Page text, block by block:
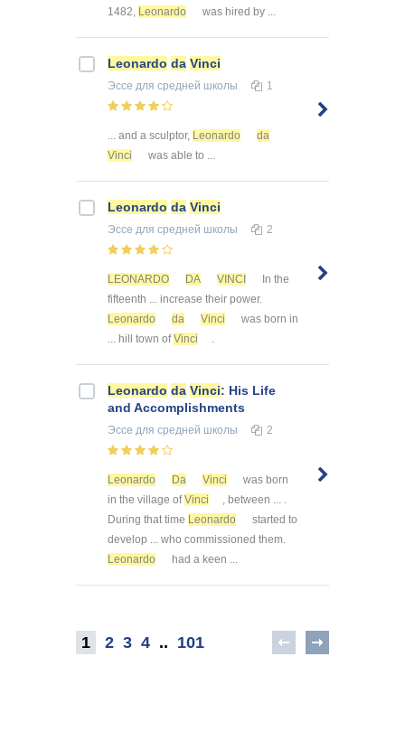
1482, Leonardo was hired by ...
Leonardo da Vinci
Эссе для средней школы 1
... and a sculptor, Leonardo
da
Vinci
was able to ...
Leonardo da Vinci
Эссе для средней школы 2
LEONARDO DA VINCI
In the
fifteenth ... increase their power.
Leonardo
da Vinci
was born in
... hill town ofVinci .
Leonardo da Vinci: His Life
and Accomplishments
Эссе для средней школы 2
Leonardo Da Vinci
was born
in the village ofVinci
, between ... .
During that time Leonardo
started to
develop ... who commissioned them.
Leonardo
had a keen ...
1 2 3 4 .. 101